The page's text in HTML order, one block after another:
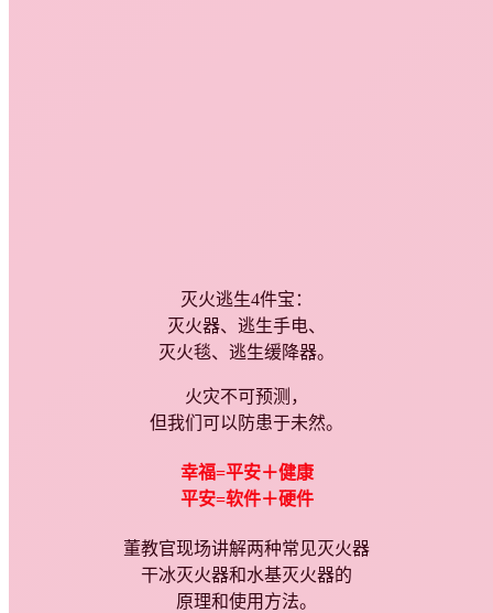
灭火逃生4件宝：
灭火器、逃生手电、
灭火毯、逃生缓降器。
火灾不可预测，
但我们可以防患于未然。
幸福=平安＋健康
平安=软件＋硬件
董教官现场讲解两种常见灭火器
干冰灭火器和水基灭火器的
原理和使用方法。